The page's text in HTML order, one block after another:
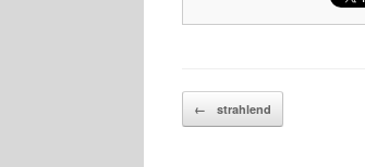
Beitragsnavigation
← strahlend